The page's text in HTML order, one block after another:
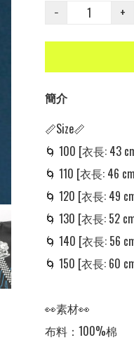
−
+
簡介
📏Size📏
🌀 100 [衣長: 43
🌀 110 [衣長: 46
🌀 120 [衣長: 49
🌀 130 [衣長: 52
🌀 140 [衣長: 56
🌀 150 [衣長: 60
👀素材👀
布料：100%棉